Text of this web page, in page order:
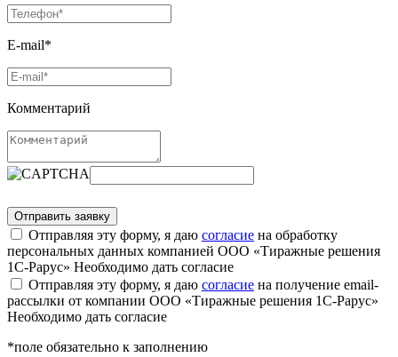
E-mail*
Комментарий
Отправляя эту форму, я даю согласие на обработку
персональных данных компанией ООО «Тиражные решения
1С-Рарус» Необходимо дать согласие
Отправляя эту форму, я даю согласие на получение email-
рассылки от компании ООО «Тиражные решения 1С-Рарус»
Необходимо дать согласие
*поле обязательно к заполнению